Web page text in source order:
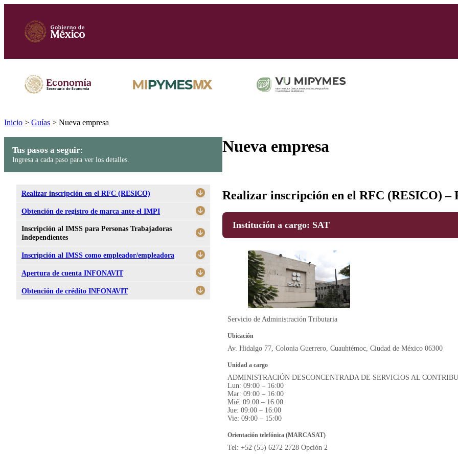
Inicio > Guías > Nueva empresa
Tus pasos a seguir:
Ingresa a cada paso para ver los detalles.
Realizar inscripción en el RFC (RESICO)
Obtención de registro de marca ante el IMPI
Inscripción al IMSS para Personas Trabajadoras
Independientes
Inscripción al IMSS como empleador/empleadora
Apertura de cuenta INFONAVIT
Obtención de crédito INFONAVIT
Nueva empresa
Realizar inscripción en el RFC (RESICO) –
Institución a cargo: SAT
Servicio de Administración Tributaria
Ubicación
Av. Hidalgo 77, Colonia Guerrero, Cuauhtémoc, Ciudad de México 06300
Unidad a cargo
ADMINISTRACIÓN DESCONCENTRADA DE SERVICIOS AL
Lun: 09:00 – 16:00
Mar: 09:00 – 16:00
Mié: 09:00 – 16:00
Jue: 09:00 – 16:00
Vie: 09:00 – 15:00
Orientación telefónica (MARCASAT)
Tel: +52 (55) 6272 2728 Opción 2